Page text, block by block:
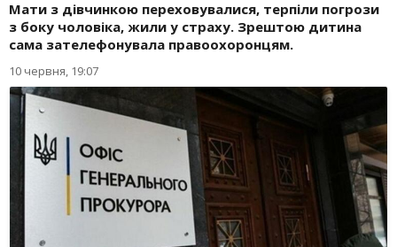
Мати з дівчинкою переховувалися, терпіли погрози
з боку чоловіка, жили у страху. Зрештою дитина
сама зателефонувала правоохоронцям.
10 червня, 19:07